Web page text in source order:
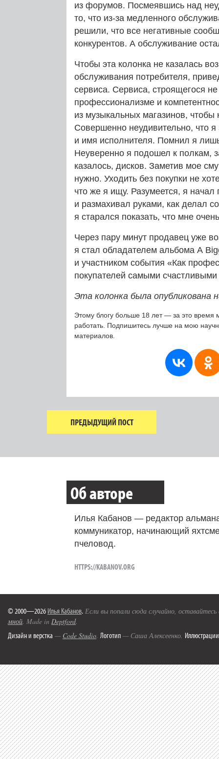
из форумов. Посмеявшись над
то, что из-за медленного
решили, что все негативные
конкурентов. А обслуживание
Чтобы эта колонка не казалась
обслуживания потребителя,
сервиса. Сервиса, строящегося
профессионализме и
из музыкальных магазинов,
Совершенно неудивительно, что
и имя исполнителя. Помнил я
Неуверенно я подошел к полкам,
казалось, дисков. Заметив мое
нужно. Уходить без покупки не
что же я ищу. Разумеется, я начал
и размахивал руками, как делал
я старался показать, что мне
Через пару минут продавец уже
я стал обладателем альбома A
и участником события «Как
покупателей самыми
Эта колонка была опубликована
Этому блогу больше 18 лет — за это время
работать. Подпишитесь лучше на мою
материалов.
ПРЕДЫДУЩИЙ ПОСТ
Об авторе
Илья Кабанов — редактор
коммуникатор, начинающий
пчеловод.
HTTPS://KABANOV.ORG
© 2000—2026 Илья Кабанов. Если вы попали сюда случайно,
мной. Made in Deptford.
Дизайн и верстка — Code Studio. Логотип — Саша Алексеенко. Иллюстрации